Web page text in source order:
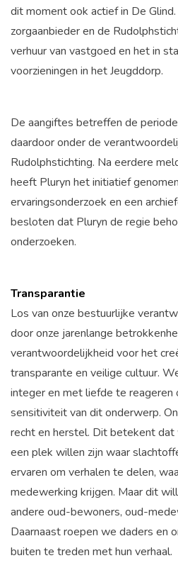
dit moment ook actief in De
zorgaanbieder en de
verhuur van vastgoed en het in
voorzieningen in het Jeugddorp.
De aangiftes betreffen de
daardoor onder de
Rudolphstichting. Na eerdere
heeft Pluryn het initiatief
ervaringsonderzoek en een
besloten dat Pluryn de regie
onderzoeken.
Transparantie
Los van onze bestuurlijke
door onze jarenlange
verantwoordelijkheid voor het
transparante en veilige cultuur.
integer en met liefde te reageren
sensitiviteit van dit onderwerp.
recht en herstel. Dit betekent
een plek willen zijn waar
ervaren om verhalen te delen,
medewerking krijgen. Maar dit
andere oud-bewoners, oud-
Daarnaast roepen we daders en
buiten te treden met hun verhaal.